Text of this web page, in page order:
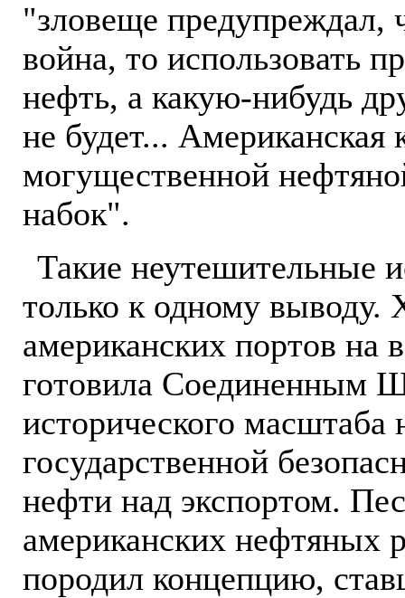
"зловеще предупреждал,
война, то использовать
нефть, а какую-нибудь
не будет... Американская
могущественной
набок".
Такие неутешительные
только к одному выводу.
американских портов на
готовила Соединенным
исторического масштаба
государственной
нефти над экспортом.
американских нефтяных
породил концепцию,